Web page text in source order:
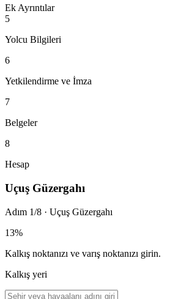
Ek Ayrıntılar
5
Yolcu Bilgileri
6
Yetkilendirme ve İmza
7
Belgeler
8
Hesap
Uçuş Güzergahı
Adım 1/8 · Uçuş Güzergahı
13%
Kalkış noktanızı ve varış noktanızı girin.
Kalkış yeri